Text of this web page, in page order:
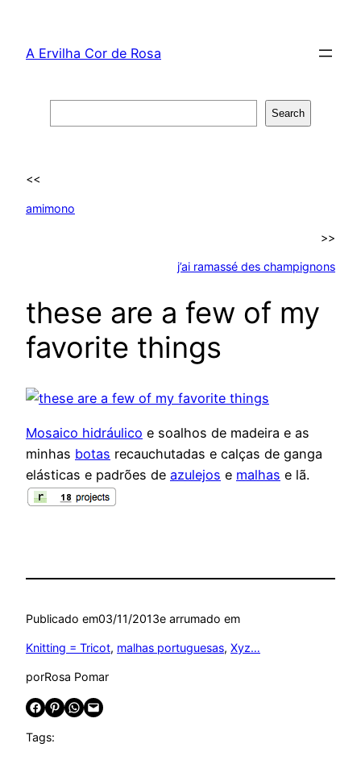
content
A Ervilha Cor de Rosa
Search
<<
amimono
>>
j’ai ramassé des champignons
these are a few of my
favorite things
Mosaico hidráulico e soalhos de madeira e as
minhas botas recauchutadas e calças de ganga
elásticas e padrões de azulejos e malhas e lã.
Publicado em03/11/2013e arrumado em
Knitting = Tricot, malhas portuguesas, Xyz…
porRosa Pomar
Share on Facebook Share on Pinterest Share on WhatsApp Email this Page
Tags: